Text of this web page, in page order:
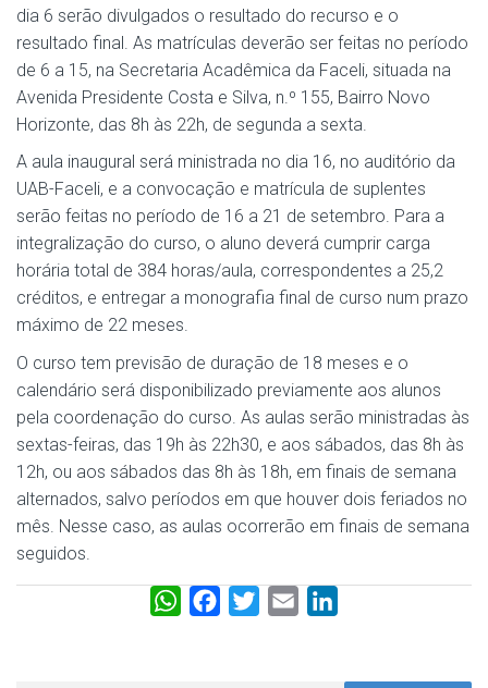
dia 6 serão divulgados o resultado do recurso e o
resultado final. As matrículas deverão ser feitas no período
de 6 a 15, na Secretaria Acadêmica da Faceli, situada na
Avenida Presidente Costa e Silva, n.º 155, Bairro Novo
Horizonte, das 8h às 22h, de segunda a sexta.
A aula inaugural será ministrada no dia 16, no auditório da
UAB-Faceli, e a convocação e matrícula de suplentes
serão feitas no período de 16 a 21 de setembro. Para a
integralização do curso, o aluno deverá cumprir carga
horária total de 384 horas/aula, correspondentes a 25,2
créditos, e entregar a monografia final de curso num prazo
máximo de 22 meses.
O curso tem previsão de duração de 18 meses e o
calendário será disponibilizado previamente aos alunos
pela coordenação do curso. As aulas serão ministradas às
sextas-feiras, das 19h às 22h30, e aos sábados, das 8h às
12h, ou aos sábados das 8h às 18h, em finais de semana
alternados, salvo períodos em que houver dois feriados no
mês. Nesse caso, as aulas ocorrerão em finais de semana
seguidos.
W